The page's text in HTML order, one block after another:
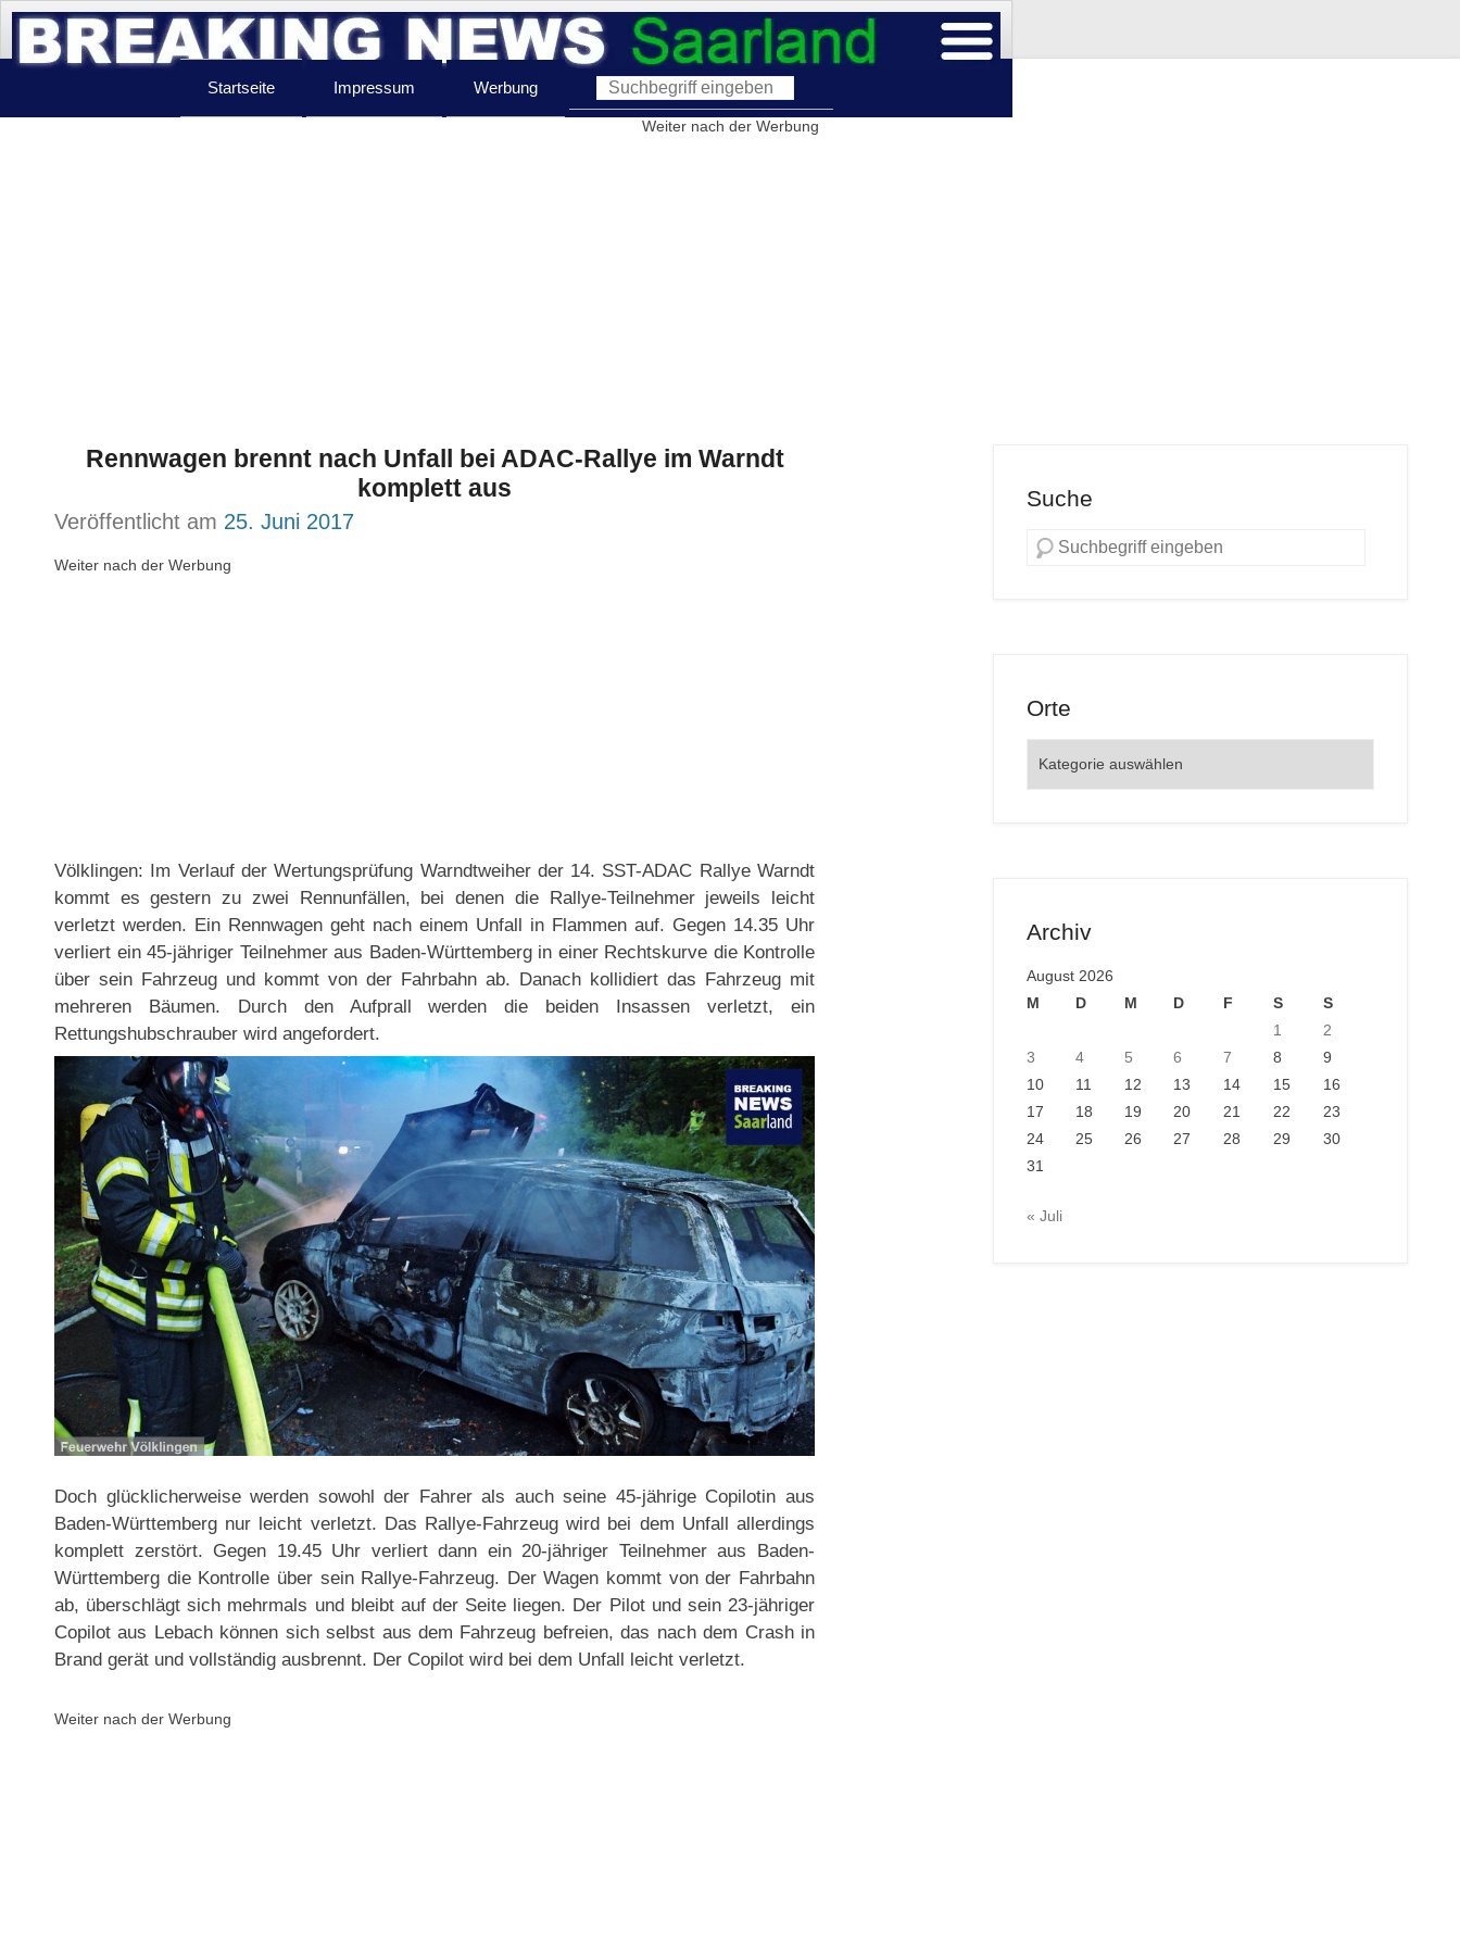
Startseite Impressum Werbung
Weiter nach der Werbung
Rennwagen brennt nach Unfall bei ADAC-Rallye im Warndt
komplett aus
Veröffentlicht am 25. Juni 2017
Weiter nach der Werbung
Völklingen: Im Verlauf der Wertungsprüfung Warndtweiher der 14. SST-ADAC Rallye Warndt
kommt es gestern zu zwei Rennunfällen, bei denen die Rallye-Teilnehmer jeweils leicht
verletzt werden. Ein Rennwagen geht nach einem Unfall in Flammen auf. Gegen 14.35 Uhr
verliert ein 45-jähriger Teilnehmer aus Baden-Württemberg in einer Rechtskurve die Kontrolle
über sein Fahrzeug und kommt von der Fahrbahn ab. Danach kollidiert das Fahrzeug mit
mehreren Bäumen. Durch den Aufprall werden die beiden Insassen verletzt, ein
Rettungshubschrauber wird angefordert.
Doch glücklicherweise werden sowohl der Fahrer als auch seine 45-jährige Copilotin aus
Baden-Württemberg nur leicht verletzt. Das Rallye-Fahrzeug wird bei dem Unfall allerdings
komplett zerstört. Gegen 19.45 Uhr verliert dann ein 20-jähriger Teilnehmer aus Baden-
Württemberg die Kontrolle über sein Rallye-Fahrzeug. Der Wagen kommt von der Fahrbahn
ab, überschlägt sich mehrmals und bleibt auf der Seite liegen. Der Pilot und sein 23-jähriger
Copilot aus Lebach können sich selbst aus dem Fahrzeug befreien, das nach dem Crash in
Brand gerät und vollständig ausbrennt. Der Copilot wird bei dem Unfall leicht verletzt.
Weiter nach der Werbung
Suche
Orte
Archiv
August 2026
M
D M D F S
S
1
2
3
4 5 6 7 8
9
10
11 12 13 14 15
16
17
18 19 20 21 22
23
24
25 26 27 28 29
30
31
« Juli